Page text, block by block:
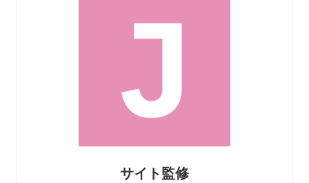
サイト監修